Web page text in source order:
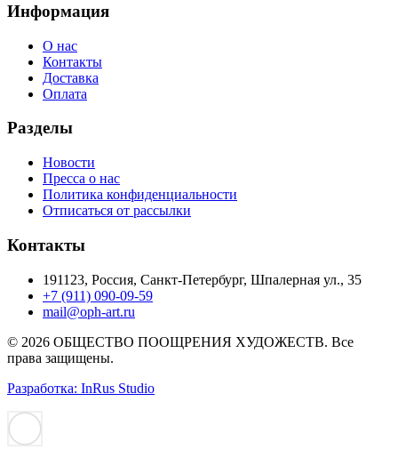
Информация
О нас
Контакты
Доставка
Оплата
Разделы
Новости
Пресса о нас
Политика конфиденциальности
Отписаться от рассылки
Контакты
191123, Россия, Санкт-Петербург, Шпалерная ул., 35
+7 (911) 090-09-59
mail@oph-art.ru
© 2026 ОБЩЕСТВО ПООЩРЕНИЯ ХУДОЖЕСТВ. Все
права защищены.
Разработка: InRus Studio